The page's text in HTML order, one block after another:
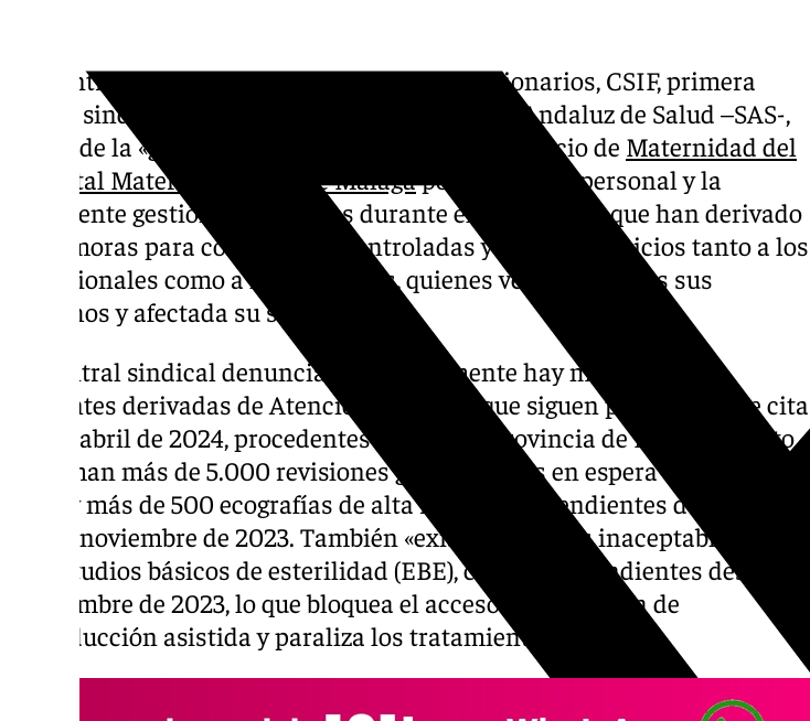
La Central Sindical Independiente y de Funcionarios, CSIF, primera
fuerza sindical multiprofesional en el Servicio Andaluz de Salud –SAS-,
alerta de la «grave situación que atraviesa el servicio de Maternidad del
Hospital Materno Infantil de Málagapor la falta de personal y la
ineficiente gestión mantenidas durante el último año, que han derivado
en demoras para consulta descontroladas y graves perjuicios tanto a los
profesionales como a las pacientes, quienes ven vulnerados sus
derechos y afectada su salud».
La central sindical denuncia que actualmente hay más de 4.000
pacientes derivadas de Atención Primaria que siguen pendientes de cita
desde abril de 2024, procedentes de toda la provincia de Málaga. A esto
se suman más de 5.000 revisiones ginecológicas en espera desde 2022 y
2023 y más de 500 ecografías de alta resolución pendientes de realizar
desde noviembre de 2023. También «existen retrasos inaceptables» en
los estudios básicos de esterilidad (EBE), con casos pendientes desde
septiembre de 2023, lo que bloquea el acceso a la consulta de
reproducción asistida y paraliza los tratamientos.